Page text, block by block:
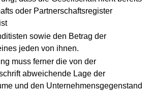
oder Partnerschaftsregister
sowie den Betrag der
jeden von ihnen.
muss ferner die von der
abweichende Lage der
und den Unternehmensgegenstand